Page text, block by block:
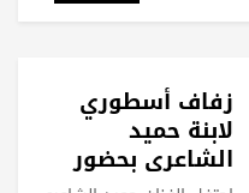
زفاف أسطوري
لابنة حميد
الشاعري بحضور